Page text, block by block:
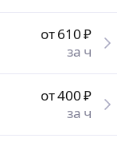
от 610₽
за ч
от 400₽
за ч